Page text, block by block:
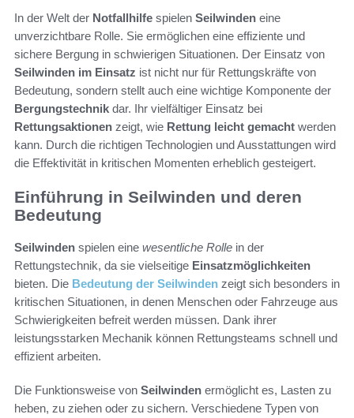
In der Welt der Notfallhilfe spielen Seilwinden eine
unverzichtbare Rolle. Sie ermöglichen eine effiziente und
sichere Bergung in schwierigen Situationen. Der Einsatz von
Seilwinden im Einsatz ist nicht nur für Rettungskräfte von
Bedeutung, sondern stellt auch eine wichtige Komponente der
Bergungstechnik dar. Ihr vielfältiger Einsatz bei
Rettungsaktionen zeigt, wie Rettung leicht gemacht werden
kann. Durch die richtigen Technologien und Ausstattungen wird
die Effektivität in kritischen Momenten erheblich gesteigert.
Einführung in Seilwinden und deren
Bedeutung
Seilwinden spielen eine wesentliche Rolle in der
Rettungstechnik, da sie vielseitige Einsatzmöglichkeiten
bieten. Die Bedeutung der Seilwinden zeigt sich besonders in
kritischen Situationen, in denen Menschen oder Fahrzeuge aus
Schwierigkeiten befreit werden müssen. Dank ihrer
leistungsstarken Mechanik können Rettungsteams schnell und
effizient arbeiten.
Die Funktionsweise von Seilwinden ermöglicht es, Lasten zu
heben, zu ziehen oder zu sichern. Verschiedene Typen von